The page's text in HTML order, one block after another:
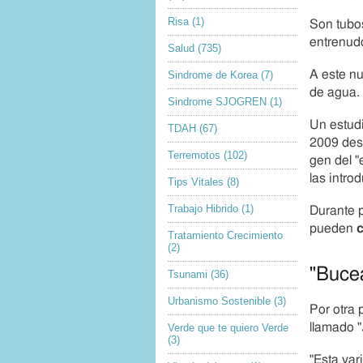
Risa (1)
Salud (735)
Sindrome de Korea (7)
Sindrome SJOGREN (1)
TDAH (67)
Terremotos (102)
Tips Vitales (8)
Trabajo Hibrido (1)
Tratamiento Crecimiento
(2)
Tsunami (36)
Urbanismo Sostenible (3)
Verde que te quiero Verde
(3)
u
t
r
d
l
a
m
a
e
n
o
n
Son
A este
de agua.
Un
2009
gen del
las
Durante
pueden
Por otra
llamado "
"Esta